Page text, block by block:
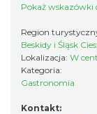
Pokaż wskazówki
Region
Beskidy i Śląsk
Lokalizacja: W
Kategoria:
Gastronomia
Kontakt: